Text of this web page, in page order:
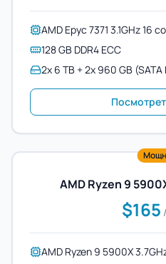
AMD Epyc 7371 3.1GHz 16
128 GB DDR4 ECC
2x 6 TB + 2x 960 GB
AMD Ryzen 9
$165
AMD Ryzen 9 5900X